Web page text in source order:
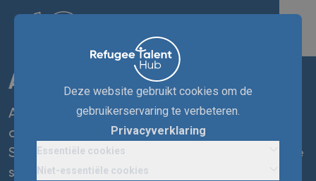
Deze website gebruikt cookies om de
gebruikerservaring te verbeteren.
Privacyverklaring
Essentiële cookies
Niet-essentiële cookies
Achmea
Achmea is een coöperatieve verzekeraar en
dienstverlener die staat voor Duurzaam
Samen Leven. We streven naar een inclusieve
samenleving voor iedereen. Via verschillende